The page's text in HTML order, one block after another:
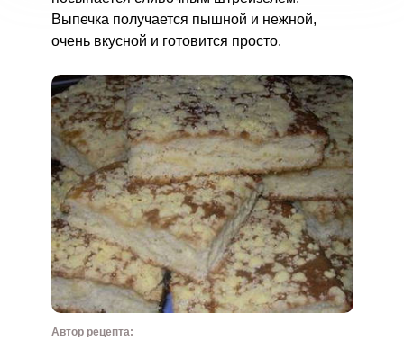
Выпечка получается пышной и нежной,
очень вкусной и готовится просто.
Автор рецепта: